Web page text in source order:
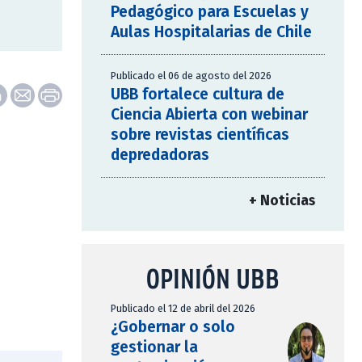
Pedagógico para Escuelas y
Aulas Hospitalarias de Chile
Publicado el 06 de agosto del 2026
UBB fortalece cultura de
Ciencia Abierta con webinar
sobre revistas científicas
depredadoras
+ Noticias
OPINIÓN UBB
Publicado el 12 de abril del 2026
¿Gobernar o solo
gestionar la